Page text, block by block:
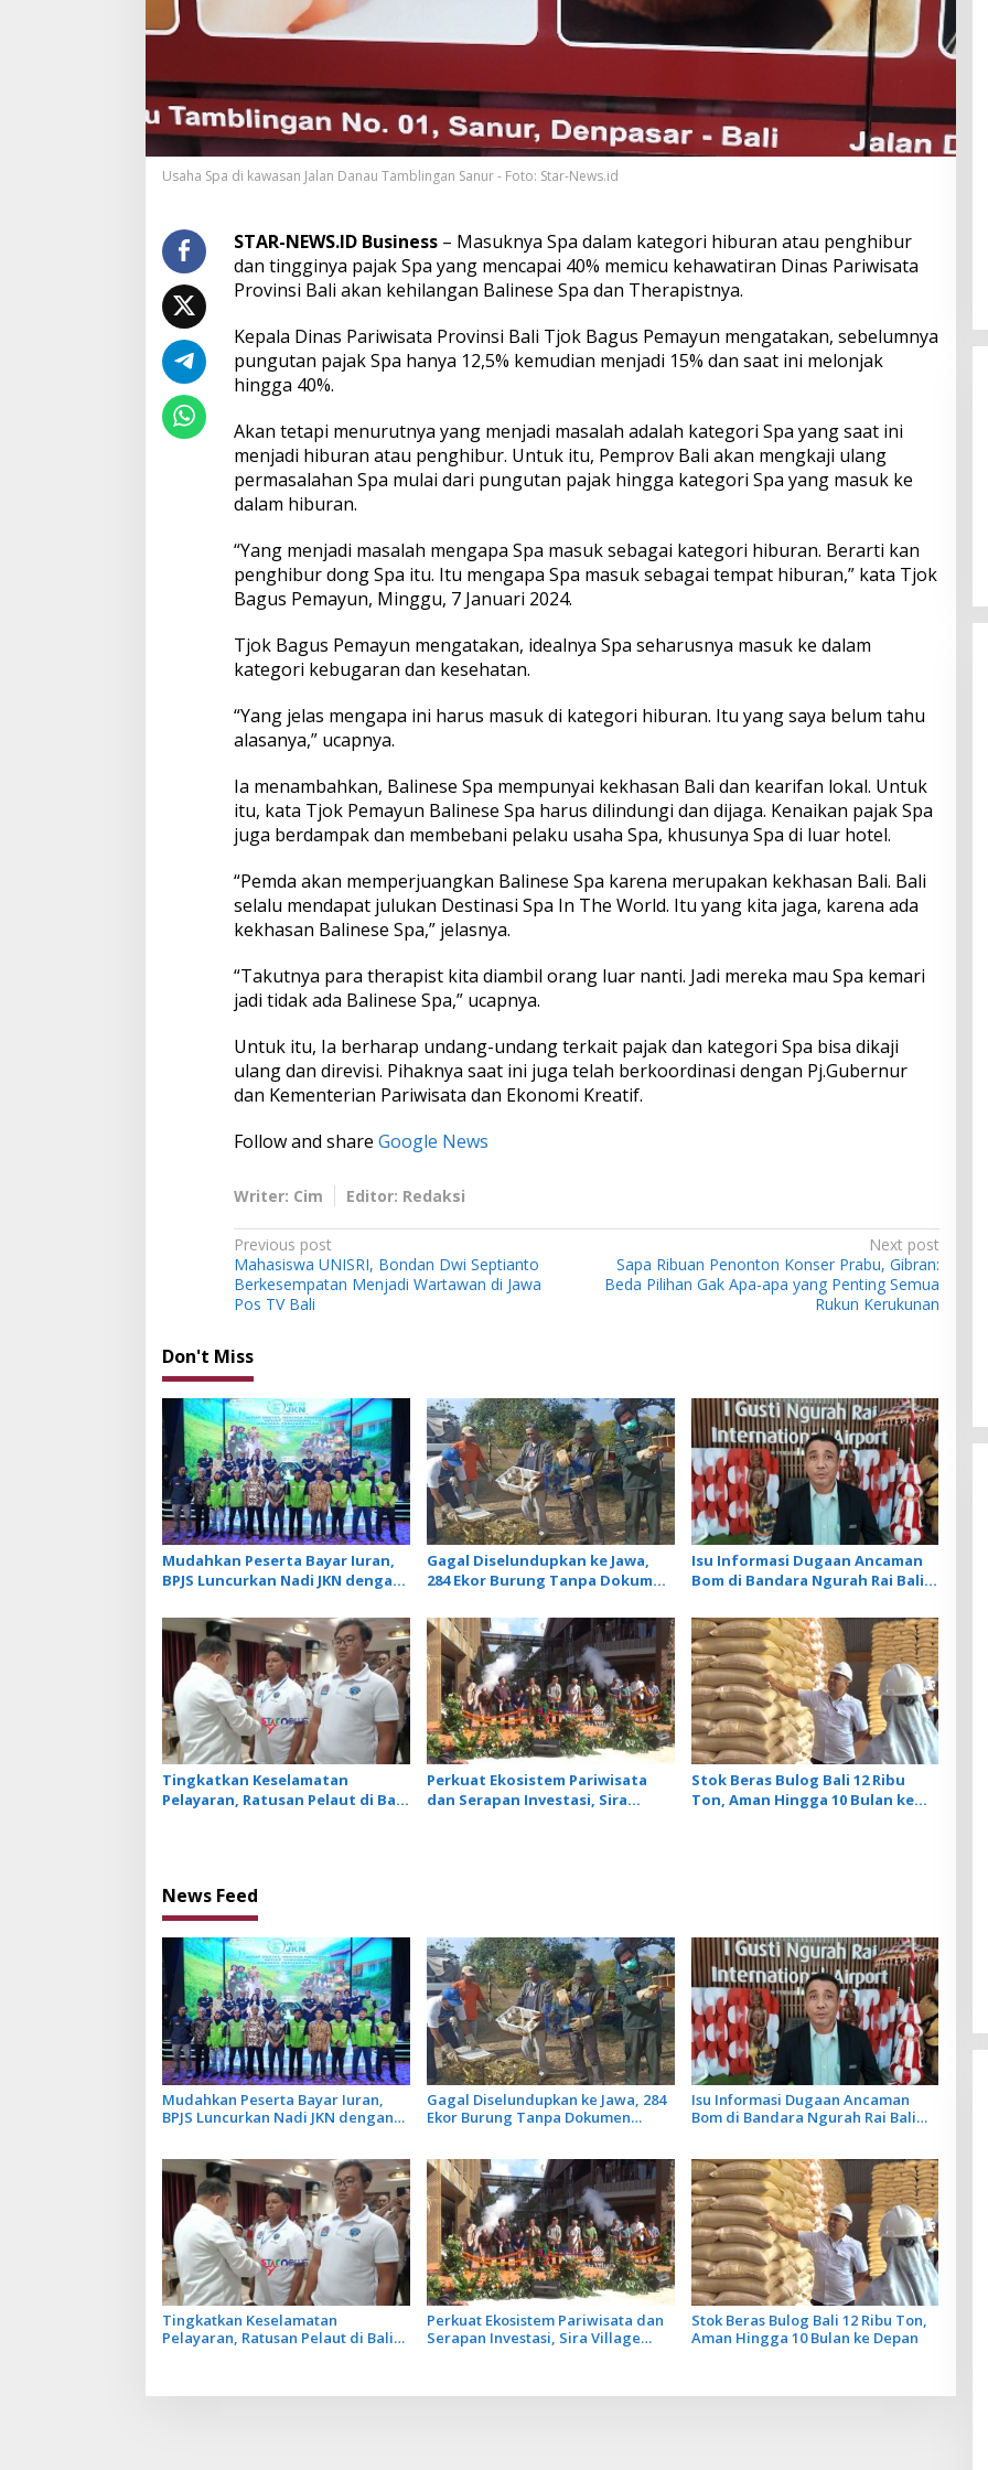
j
S
p
a
N
a
i
n
g
4
0
P
r
s
e
n
Usaha Spa di kawasan Jalan Danau Tamblingan Sanur - Foto: Star-News.id
STAR-NEWS.ID Business– Masuknya Spa dalam kategori hiburan atau penghibur
dan tingginya pajak Spa yang mencapai 40% memicu kehawatiran Dinas Pariwisata
Provinsi Bali akan kehilangan Balinese Spa dan Therapistnya.
Kepala Dinas Pariwisata Provinsi Bali Tjok Bagus Pemayun mengatakan, sebelumnya
pungutan pajak Spa hanya 12,5% kemudian menjadi 15% dan saat ini melonjak
hingga 40%.
Akan tetapi menurutnya yang menjadi masalah adalah kategori Spa yang saat ini
menjadi hiburan atau penghibur. Untuk itu, Pemprov Bali akan mengkaji ulang
permasalahan Spa mulai dari pungutan pajak hingga kategori Spa yang masuk ke
dalam hiburan.
“Yang menjadi masalah mengapa Spa masuk sebagai kategori hiburan. Berarti kan
penghibur dong Spa itu. Itu mengapa Spa masuk sebagai tempat hiburan,” kata Tjok
Bagus Pemayun, Minggu, 7 Januari 2024.
Tjok Bagus Pemayun mengatakan, idealnya Spa seharusnya masuk ke dalam
kategori kebugaran dan kesehatan.
“Yang jelas mengapa ini harus masuk di kategori hiburan. Itu yang saya belum tahu
alasanya,” ucapnya.
Ia menambahkan, Balinese Spa mempunyai kekhasan Bali dan kearifan lokal. Untuk
itu, kata Tjok Pemayun Balinese Spa harus dilindungi dan dijaga. Kenaikan pajak Spa
juga berdampak dan membebani pelaku usaha Spa, khusunya Spa di luar hotel.
“Pemda akan memperjuangkan Balinese Spa karena merupakan kekhasan Bali. Bali
selalu mendapat julukan Destinasi Spa In The World. Itu yang kita jaga, karena ada
kekhasan Balinese Spa,” jelasnya.
“Takutnya para therapist kita diambil orang luar nanti. Jadi mereka mau Spa kemari
jadi tidak ada Balinese Spa,” ucapnya.
Untuk itu, Ia berharap undang-undang terkait pajak dan kategori Spa bisa dikaji
ulang dan direvisi. Pihaknya saat ini juga telah berkoordinasi dengan Pj.Gubernur
dan Kementerian Pariwisata dan Ekonomi Kreatif.
Follow and share Google News
Writer: Cim Editor: Redaksi
P
o
s
t
n
a
v
i
g
a
t
i
o
n
Previous post
Mahasiswa UNISRI, Bondan Dwi Septianto
Berkesempatan Menjadi Wartawan di Jawa
Pos TV Bali
Next post
Sapa Ribuan Penonton Konser Prabu, Gibran:
Beda Pilihan Gak Apa-apa yang Penting Semua
Rukun Kerukunan
Don't Miss
Mudahkan Peserta Bayar Iuran,
BPJS Luncurkan Nadi JKN dengan
Gagal Diselundupkan ke Jawa,
284 Ekor Burung Tanpa Dokumen
Penyakit
Isu Informasi Dugaan Ancaman
Bom di Bandara Ngurah Rai Bali
Penerbangan Lancar
Tingkatkan Keselamatan
Pelayaran, Ratusan Pelaut di Bali
Perkuat Ekosistem Pariwisata
dan Serapan Investasi, Sira
Stok Beras Bulog Bali 12 Ribu
Ton, Aman Hingga 10 Bulan ke
News Feed
Mudahkan Peserta Bayar Iuran,
BPJS Luncurkan Nadi JKN dengan
Gagal Diselundupkan ke Jawa, 284
Ekor Burung Tanpa Dokumen
Isu Informasi Dugaan Ancaman
Bom di Bandara Ngurah Rai Bali
Tingkatkan Keselamatan
Pelayaran, Ratusan Pelaut di Bali
Perkuat Ekosistem Pariwisata dan
Serapan Investasi, Sira Village
Stok Beras Bulog Bali 12 Ribu Ton,
Aman Hingga 10 Bulan ke Depan
Village Grand Outlet Bali Resmi
Dibuka di KEK Kura Kura